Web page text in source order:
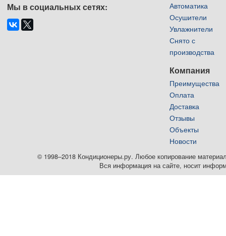
Мы в социальных сетях:
Автоматика
Осушители
Увлажнители
Снято с
производства
Компания
Преимущества
Оплата
Доставка
Отзывы
Объекты
Новости
© 1998–2018 Кондиционеры.ру. Любое копирование
Вся информация на сайте, носит